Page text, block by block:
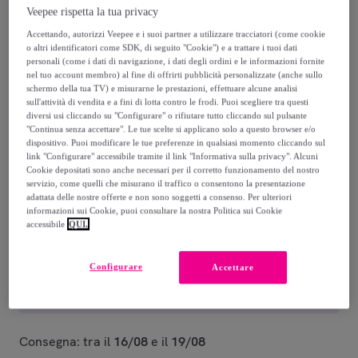
A partire da
14,00 €
34,90 €
-59%
Guida alle taglie
Venduto daGrupo DS
Consegna
Consegna: tra il 16/08 e il 19/08
Veepee rispetta la tua privacy
Accettando, autorizzi Veepee e i suoi partner a utilizzare tracciatori (come cookie
o altri identificatori come SDK, di seguito "Cookie") e a trattare i tuoi dati
personali (come i dati di navigazione, i dati degli ordini e le informazioni fornite
nel tuo account membro) al fine di offrirti pubblicità personalizzate (anche sullo
schermo della tua TV) e misurarne le prestazioni, effettuare alcune analisi
sull'attività di vendita e a fini di lotta contro le frodi. Puoi scegliere tra questi
diversi usi cliccando su "Configurare" o rifiutare tutto cliccando sul pulsante
"Continua senza accettare". Le tue scelte si applicano solo a questo browser e/o
dispositivo. Puoi modificare le tue preferenze in qualsiasi momento cliccando sul
link "Configurare" accessibile tramite il link "Informativa sulla privacy". Alcuni
Cookie depositati sono anche necessari per il corretto funzionamento del nostro
servizio, come quelli che misurano il traffico o consentono la presentazione
adattata delle nostre offerte e non sono soggetti a consenso. Per ulteriori
informazioni sui Cookie, puoi consultare la nostra Politica sui Cookie
accessibile QUI.
Accettare
Configurare